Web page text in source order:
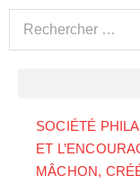
SOCIÉTÉ
ET
MÂCHON,